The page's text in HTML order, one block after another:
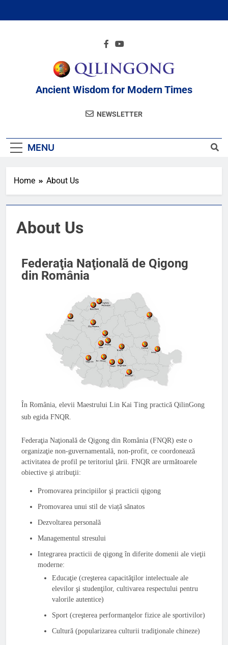
Ancient Wisdom for Modern Times
NEWSLETTER
MENU
Home About Us
About Us
Federaţia Naţională de Qigong
din România
În România, elevii Maestrului Lin Kai Ting practică QilinGong
sub egida FNQR.
Federaţia Naţională de Qigong din România (FNQR) este o
organizaţie non-guvernamentală, non-profit, ce coordonează
activitatea de profil pe teritoriul ţării. FNQR are următoarele
obiective şi atribuţii:
Promovarea principiilor şi practicii qigong
Promovarea unui stil de viață sănatos
Dezvoltarea personală
Managementul stresului
Integrarea practicii de qigong în diferite domenii ale vieţii
moderne:
Educaţie (creşterea capacităţilor intelectuale ale
elevilor şi studenţilor, cultivarea respectului pentru
valorile autentice)
Sport (creşterea performanţelor fizice ale sportivilor)
Cultură (popularizarea culturii tradiţionale chineze)